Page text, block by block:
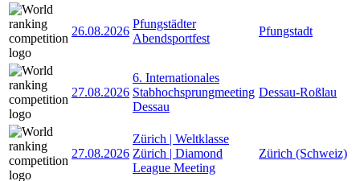
26.08.2026
Pfungstädter
Abendsportfest
Pfungstadt
27.08.2026
6. Internationales
Stabhochsprungmeeting
Dessau
Dessau-Roßlau
27.08.2026
Zürich | Weltklasse
Zürich | Diamond
League Meeting
Zürich (Schweiz)